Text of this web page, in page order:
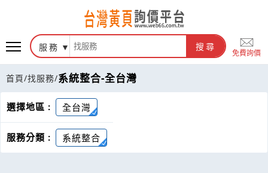
服務 搜尋
免費詢價
首頁/找服務/系統整合-全台灣
選擇地區 : 全台灣
服務分類 : 系統整合